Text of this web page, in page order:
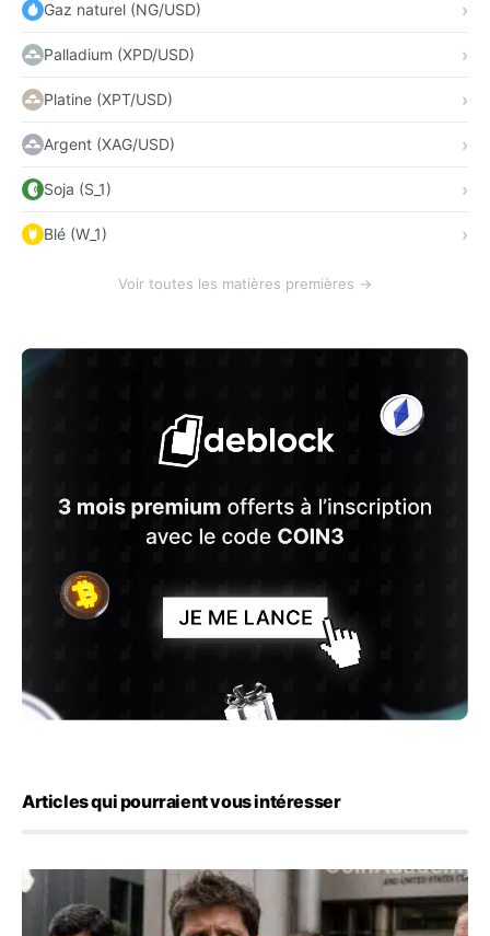
Gaz naturel (NG/USD)
Palladium (XPD/USD)
Platine (XPT/USD)
Argent (XAG/USD)
Soja (S_1)
Blé (W_1)
Voir toutes les matières premières →
Articles qui pourraient vous intéresser
OpenAI demande le rejet de la plainte d’Apple et